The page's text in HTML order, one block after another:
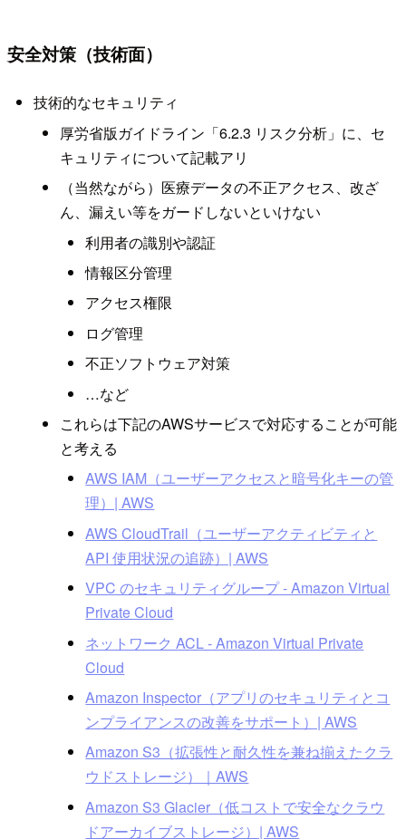
安全対策（技術面）
技術的なセキュリティ
厚労省版ガイドライン「6.2.3 リスク分析」に、セ
キュリティについて記載アリ
（当然ながら）医療データの不正アクセス、改ざ
ん、漏えい等をガードしないといけない
利用者の識別や認証
情報区分管理
アクセス権限
ログ管理
不正ソフトウェア対策
…など
これらは下記のAWSサービスで対応することが可能
と考える
AWS IAM（ユーザーアクセスと暗号化キーの管
理）| AWS
AWS CloudTrail（ユーザーアクティビティと
API 使用状況の追跡）| AWS
VPC のセキュリティグループ - Amazon Virtual
Private Cloud
ネットワーク ACL - Amazon Virtual Private
Cloud
Amazon Inspector（アプリのセキュリティとコ
ンプライアンスの改善をサポート）| AWS
Amazon S3（拡張性と耐久性を兼ね揃えたクラ
ウドストレージ）｜AWS
Amazon S3 Glacier（低コストで安全なクラウ
ドアーカイブストレージ）| AWS